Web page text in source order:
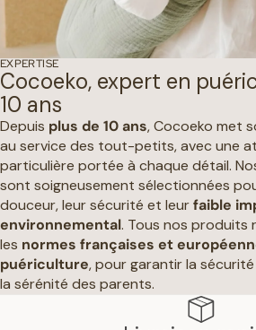
EXPERTISE
Cocoeko, expert en
10 ans
Depuis plus de 10 ans, Cocoeko met
au service des tout-petits, avec une
particulière portée à chaque détail.
sont soigneusement sélectionnées
douceur, leur sécurité et leurfaible
environnemental. Tous nos produits
les normes françaises et
puériculture, pour garantir la
la sérénité des parents.